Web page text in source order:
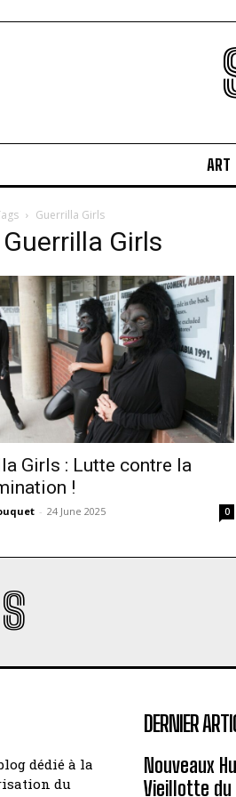
ART
Guerrilla Girls
Girls
Girls : Lutte contre la
!
- 24 June 2025 0
dédié à la
du
DERNIER
Nouveaux
Vieillotte du